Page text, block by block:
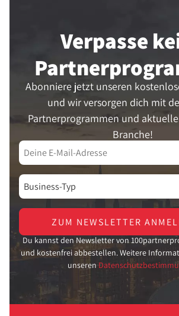
Verpasse
Abonniere jetzt unseren
und wir versorgen dich mit
Partnerprogrammen und
Branche!
ZUM NEWSLETTER
Du kannst den Newsletter von
und kostenfrei abbestellen. Weitere
unseren